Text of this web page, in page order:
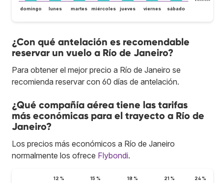
domingo lunes martes miércoles jueves viernes sábado
¿Con qué antelación es recomendable
reservar un vuelo a Río de Janeiro?
Para obtener el mejor precio a Río de Janeiro se
recomienda reservar con 60 días de antelación.
¿Qué compañía aérea tiene las tarifas
más económicas para el trayecto a Río de
Janeiro?
Los precios más económicos a Río de Janeiro
normalmente los ofrece Flybondi.
12 % 15 % 18 % 21 % 24 %